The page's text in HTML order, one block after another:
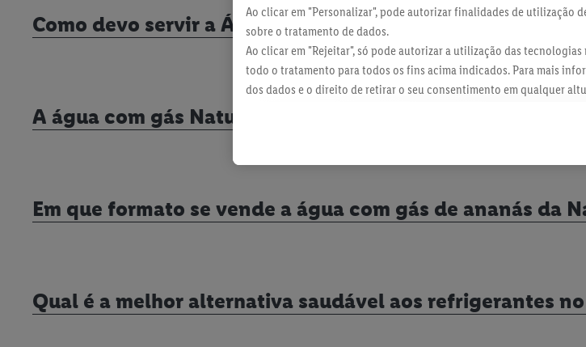
Como devo servir a Água com Gás Naturis de Ananás
A água com gás Naturis de ananás tem açúcar ou
Em que formato se vende a água com gás de ananás da
Qual é a melhor alternativa saudável aos refrigerantes
Ao clicar em "Personalizar", pode autorizar finalidades de utilização
sobre o tratamento de dados.
Ao clicar em "Rejeitar", só pode autorizar a utilização das
todo o tratamento para todos os fins acima indicados. Para mais
dos dados e o direito de retirar o seu consentimento em qualquer